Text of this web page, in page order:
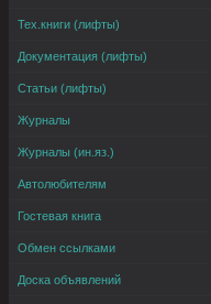
Тех.книги (лифты)
Документация (лифты)
Статьи (лифты)
Журналы
Журналы (ин.яз.)
Автолюбителям
Гостевая книга
Обмен ссылками
Доска объявлений